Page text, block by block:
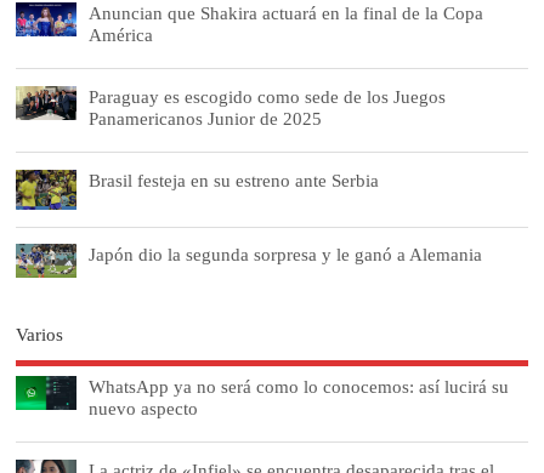
Anuncian que Shakira actuará en la final de la Copa
América
Paraguay es escogido como sede de los Juegos
Panamericanos Junior de 2025
Brasil festeja en su estreno ante Serbia
Japón dio la segunda sorpresa y le ganó a Alemania
Varios
WhatsApp ya no será como lo conocemos: así lucirá su
nuevo aspecto